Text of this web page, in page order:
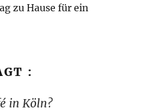
zu Hause für ein
:
in Köln?